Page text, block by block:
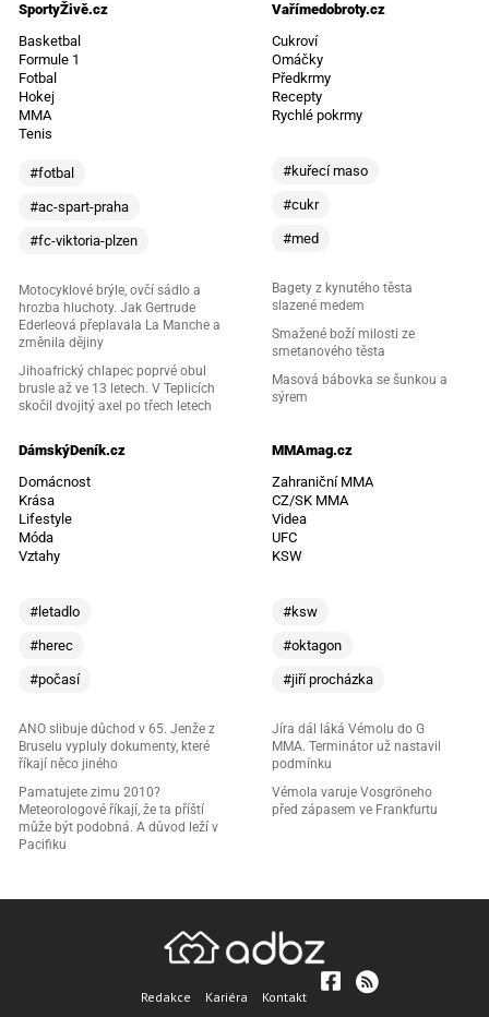
SportyŽivě.cz
Basketbal
Formule 1
Fotbal
Hokej
MMA
Tenis
#fotbal
#ac-spart-praha
#fc-viktoria-plzen
Motocyklové brýle, ovčí sádlo a
hrozba hluchoty. Jak Gertrude
Ederleová přeplavala La Manche a
změnila dějiny
Jihoafrický chlapec poprvé obul
brusle až ve 13 letech. V Teplicích
skočil dvojitý axel po třech letech
Vařímedobroty.cz
Cukroví
Omáčky
Předkrmy
Recepty
Rychlé pokrmy
#kuřecí maso
#cukr
#med
Bagety z kynutého těsta
slazené medem
Smažené boží milosti ze
smetanového těsta
Masová bábovka se šunkou a
sýrem
DámskýDeník.cz
Domácnost
Krása
Lifestyle
Móda
Vztahy
#letadlo
#herec
#počasí
ANO slibuje důchod v 65. Jenže z
Bruselu vypluly dokumenty, které
říkají něco jiného
Pamatujete zimu 2010?
Meteorologové říkají, že ta příští
může být podobná. A důvod leží v
Pacifiku
MMAmag.cz
Zahraniční MMA
CZ/SK MMA
Videa
UFC
KSW
#ksw
#oktagon
#jiří procházka
Jíra dál láká Vémolu do G
MMA. Terminátor už nastavil
podmínku
Vémola varuje Vosgröneho
před zápasem ve Frankfurtu
Redakce Kariéra Kontakt